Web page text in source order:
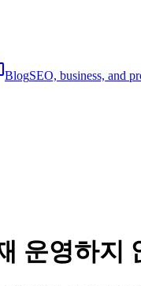
BlogSEO, business, and
운영하지